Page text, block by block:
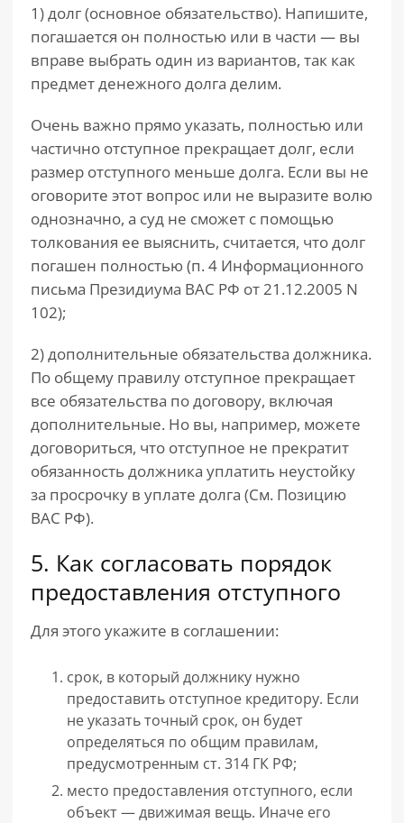
1) долг (основное обязательство). Напишите,
погашается он полностью или в части — вы
вправе выбрать один из вариантов, так как
предмет денежного долга делим.
Очень важно прямо указать, полностью или
частично отступное прекращает долг, если
размер отступного меньше долга. Если вы не
оговорите этот вопрос или не выразите волю
однозначно, а суд не сможет с помощью
толкования ее выяснить, считается, что долг
погашен полностью (п. 4 Информационного
письма Президиума ВАС РФ от 21.12.2005 N
102);
2) дополнительные обязательства должника.
По общему правилу отступное прекращает
все обязательства по договору, включая
дополнительные. Но вы, например, можете
договориться, что отступное не прекратит
обязанность должника уплатить неустойку
за просрочку в уплате долга (См. Позицию
ВАС РФ).
5. Как согласовать порядок
предоставления отступного
Для этого укажите в соглашении:
срок, в который должнику нужно
предоставить отступное кредитору. Если
не указать точный срок, он будет
определяться по общим правилам,
предусмотренным ст. 314 ГК РФ;
место предоставления отступного, если
объект — движимая вещь. Иначе его